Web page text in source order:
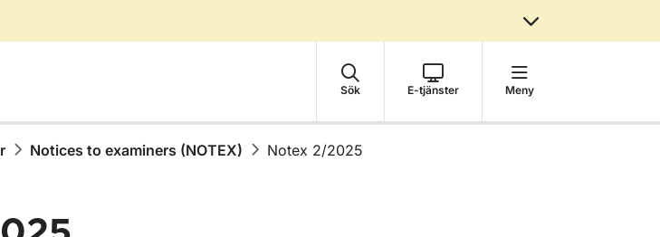
Sök E-tjänster Meny
Notices to examiners (NOTEX) Notex 2/2025